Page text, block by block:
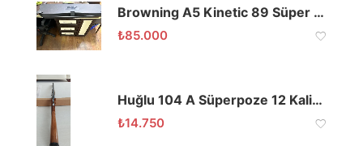
Browning A5 Kinetic 89 Süper Magnum
₺85.000
Huğlu 104 A Süperpoze 12 Kalibre 71 Namlu
₺14.750